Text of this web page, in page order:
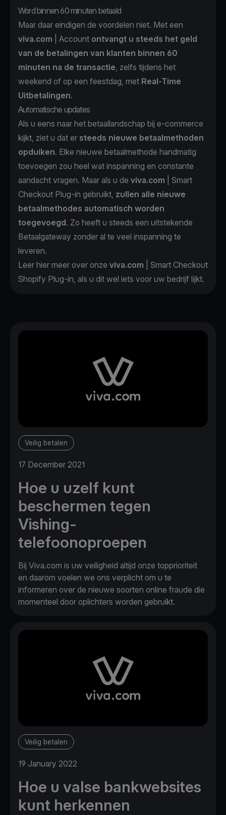
Word binnen 60 minuten betaald
Maar daar eindigen de voordelen niet. Met een
viva.com | Account ontvangt u steeds het geld
van de betalingen van klanten binnen 60
minuten na de transactie, zelfs tijdens het
weekend of op een feestdag, met Real-Time
Uitbetalingen.
Automatische updates
Als u eens naar het betaallandschap bij e-commerce
kijkt, ziet u dat er steeds nieuwe betaalmethoden
opduiken. Elke nieuwe betaalmethode handmatig
toevoegen zou heel wat inspanning en constante
aandacht vragen. Maar als u de viva.com | Smart
Checkout Plug-in gebruikt, zullen alle nieuwe
betaalmethodes automatisch worden
toegevoegd. Zo heeft u steeds een uitstekende
Betaalgateway zonder al te veel inspanning te
leveren.
Leer hier meer over onze viva.com | Smart Checkout
Shopify Plug-in, als u dit wel iets voor uw bedrijf lijkt.
Veilig betalen
17 December 2021
Hoe u uzelf kunt
beschermen tegen
Vishing-
telefoonoproepen
Bij Viva.com is uw veiligheid altijd onze topprioriteit
en daarom voelen we ons verplicht om u te
informeren over de nieuwe soorten online fraude die
momenteel door oplichters worden gebruikt.
Veilig betalen
19 January 2022
Hoe u valse bankwebsites
kunt herkennen